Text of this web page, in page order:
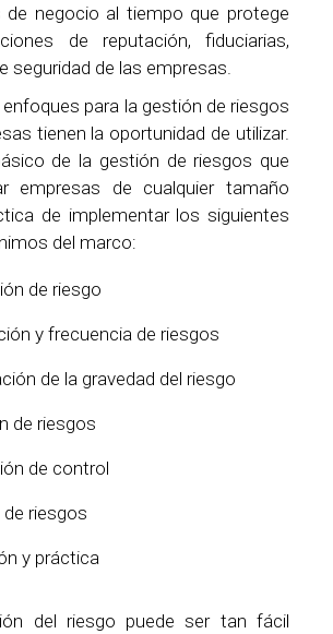
de negocio al tiempo que protege
de reputación, fiduciarias,
seguridad de las empresas.
para la gestión de riesgos
tienen la oportunidad de utilizar.
de la gestión de riesgos que
empresas de cualquier tamaño
de implementar los siguientes
del marco:
de riesgo
y frecuencia de riesgos
de la gravedad del riesgo
de riesgos
de control
riesgos
y práctica
del riesgo puede ser tan fácil